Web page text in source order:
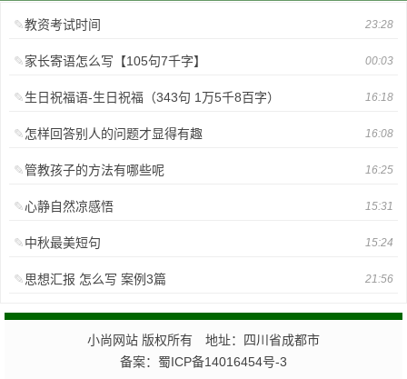
23:28
教资考试时间
00:03
家长寄语怎么写【105句7千字】
16:18
生日祝福语-生日祝福（343句 1万5千8百字）
16:08
怎样回答别人的问题才显得有趣
16:25
管教孩子的方法有哪些呢
15:31
心静自然凉感悟
15:24
中秋最美短句
21:56
思想汇报 怎么写 案例3篇
小尚网站 版权所有 地址：四川省成都市
备案：蜀ICP备14016454号-3